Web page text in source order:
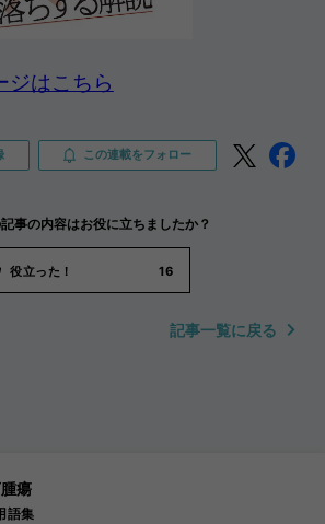
ジはこちら
この連載をフォロー
事の内容はお役に立ちましたか？
役立った！ 16
記事一覧に戻る
瘍
語集